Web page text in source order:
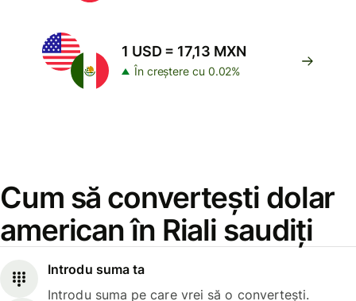
1 USD = 17,13 MXN
În creștere cu 0.02%
Cum să convertești dolar
american în Riali saudiți
Introdu suma ta
Introdu suma pe care vrei să o convertești.